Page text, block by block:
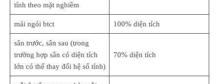
tính theo mặt nghiêm
mái ngói btct 100% diện tích
sân trước, sân sau (trong
trường hợp sân có diện tích
lớn có thể thay đổi hệ số tính)
70% diện tích